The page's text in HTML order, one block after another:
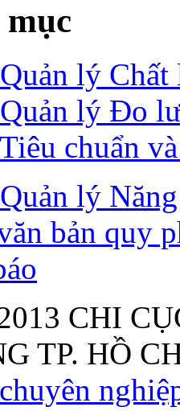
mục
lý
lý Đo
chuẩn
lý
bản quy
CHI
TP. HỒ